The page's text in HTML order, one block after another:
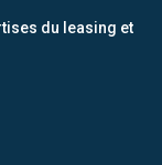
du leasing et